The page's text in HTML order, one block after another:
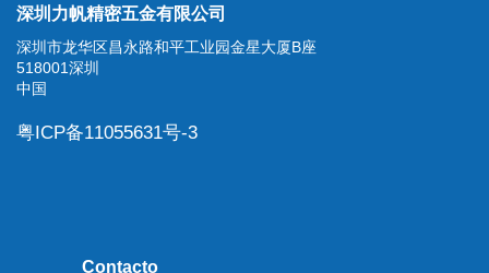
深圳力帆精密五金有限公司
深圳市龙华区昌永路和平工业园金星大厦B座
518001深圳
中国
粤ICP备11055631号-3
Contacto